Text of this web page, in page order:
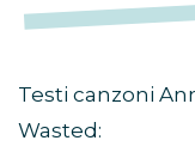
Testi canzoni
Wasted: